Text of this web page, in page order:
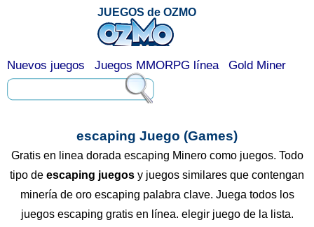
escaping Juego (Games)
Gratis en linea dorada escaping Minero como juegos. Todo
tipo de escaping juegos y juegos similares que contengan
minería de oro escaping palabra clave. Juega todos los
juegos escaping gratis en línea. elegir juego de la lista.
JUEGOS de OZMO
Nuevos juegos Juegos MMORPG línea Gold Miner